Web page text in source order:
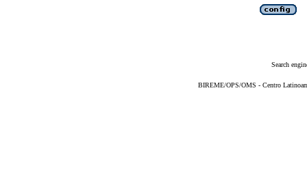
Search
BIREME/OPS/OMS - Centro